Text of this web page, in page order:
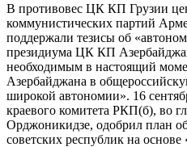
В противовес ЦК КП Грузии
коммунистических партий
поддержали тезисы об
президиума ЦК КП
необходимым в настоящий
Азербайджана в
широкой автономии». 16
краевого комитета РКП(б), во
Орджоникидзе, одобрил план
советских республик на